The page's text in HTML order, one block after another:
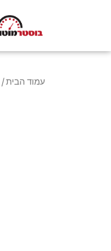
עמוד הבית/